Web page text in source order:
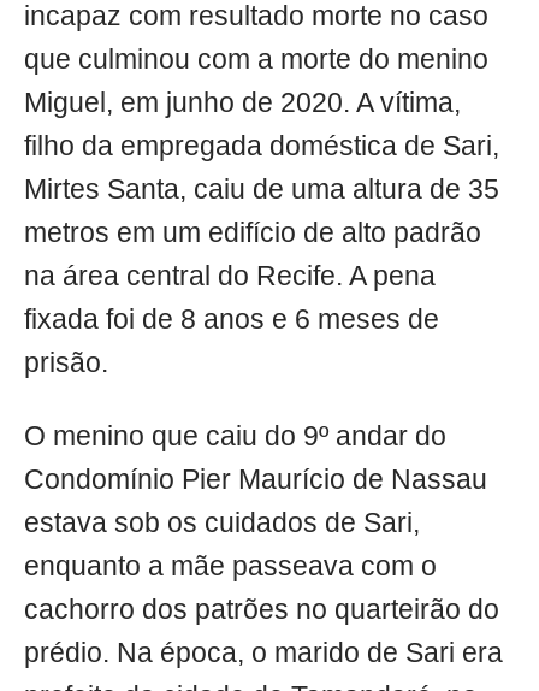
incapaz com resultado morte no caso
que culminou com a morte do menino
Miguel, em junho de 2020. A vítima,
filho da empregada doméstica de Sari,
Mirtes Santa, caiu de uma altura de 35
metros em um edifício de alto padrão
na área central do Recife. A pena
fixada foi de 8 anos e 6 meses de
prisão.
O menino que caiu do 9º andar do
Condomínio Pier Maurício de Nassau
estava sob os cuidados de Sari,
enquanto a mãe passeava com o
cachorro dos patrões no quarteirão do
prédio. Na época, o marido de Sari era